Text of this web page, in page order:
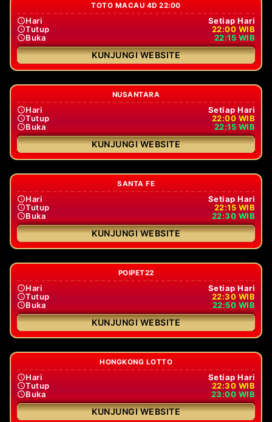
TOTO MACAU 4D 22:00
Hari
Setiap Hari
Tutup
22:00 WIB
Buka
22:15 WIB
KUNJUNGI WEBSITE
NUSANTARA
Hari
Setiap Hari
Tutup
22:00 WIB
Buka
22:15 WIB
KUNJUNGI WEBSITE
SANTA FE
Hari
Setiap Hari
Tutup
22:15 WIB
Buka
22:30 WIB
KUNJUNGI WEBSITE
POIPET22
Hari
Setiap Hari
Tutup
22:30 WIB
Buka
22:50 WIB
KUNJUNGI WEBSITE
HONGKONG LOTTO
Hari
Setiap Hari
Tutup
22:30 WIB
Buka
23:00 WIB
KUNJUNGI WEBSITE